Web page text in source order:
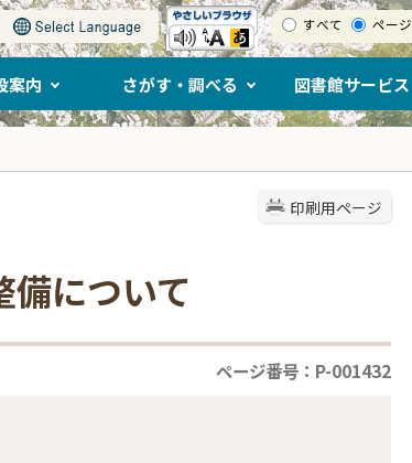
すべて ページ
案内 さがす・調べる 図書館サービス
印刷用ページ
備について
ページ番号：P-001432